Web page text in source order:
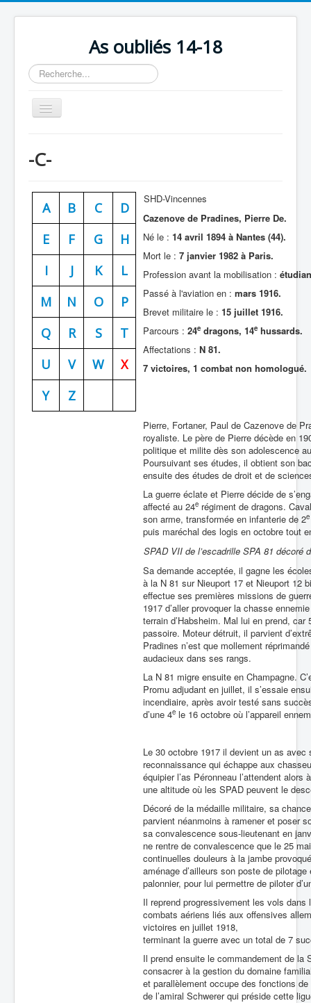
As oubliés 14-18
Rechercher
Basculer
la
Chronologie
Escadrilles
Organisation
Avions
Formation
Doctrines
Batailles
Cahiers des As
-C-
A B C
D
E
F G
H
I
J K
L
M
N O
P
Q
R S
T
U
V W
X
Y
Z
SHD-Vincennes
Cazenove de Pradines, Pierre De.
Né le : 14 avril 1894 à Nantes (44).
Mort le : 7 janvier 1982 à Paris.
Profession avant la mobilisation :
Passé à l'aviation en : mars 1916.
Brevet militaire le : 15 juillet 1916.
Parcours : 24e dragons, 14e hussards.
Affectations : N 81.
7 victoires, 1 combat non homologué.
Pierre, Fortaner, Paul de Cazenove de
royaliste. Le père de Pierre décède en
politique et milite dès son adolescence
Poursuivant ses études, il obtient son
ensuite des études de droit et de
La guerre éclate et Pierre décide de
affecté au 24e régiment de dragons.
son arme, transformée en infanterie de 2e
puis maréchal des logis en octobre tout
SPAD VII de l’escadrille SPA 81 décoré
Sa demande acceptée, il gagne les
à la N 81 sur Nieuport 17 et Nieuport 12
effectue ses premières missions de
1917 d’aller provoquer la chasse
terrain d’Habsheim. Mal lui en prend,
passoire. Moteur détruit, il parvient
Pradines n’est que mollement
audacieux dans ses rangs.
La N 81 migre ensuite en Champagne.
Promu adjudant en juillet, il s’essaie
incendiaire, après avoir testé sans
d’une 4e le 16 octobre où l’appareil
Le 30 octobre 1917 il devient un as avec
reconnaissance qui échappe aux
équipier l’as Péronneau l’attendent
une altitude où les SPAD peuvent le
Décoré de la médaille militaire, sa
parvient néanmoins à ramener et poser
sa convalescence sous-lieutenant en
ne rentre de convalescence que le 25
continuelles douleurs à la jambe
aménage d’ailleurs son poste de
palonnier, pour lui permettre de piloter
Il reprend progressivement les vols
combats aériens liés aux offensives
victoires en juillet 1918,
terminant la guerre avec un total de 7
Il prend ensuite le commandement de la
consacrer à la gestion du domaine
et parallèlement occupe des fonctions
de l’amiral Schwerer qui préside cette